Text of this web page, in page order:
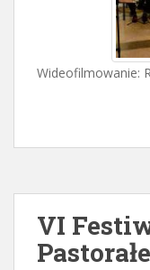
Wideofilmowanie:
VI